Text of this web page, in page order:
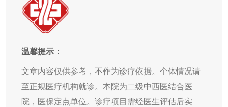
温馨提示：
文章内容仅供参考，不作为诊疗依据。个体情况请
至正规医疗机构就诊。本院为二级中西医结合医
院，医保定点单位。诊疗项目需经医生评估后实